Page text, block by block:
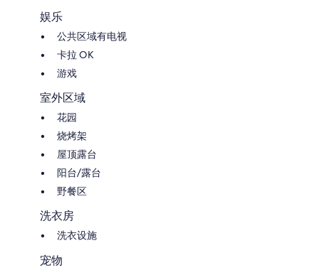
娱乐
公共区域有电视
卡拉 OK
游戏
室外区域
花园
烧烤架
屋顶露台
阳台/露台
野餐区
洗衣房
洗衣设施
宠物